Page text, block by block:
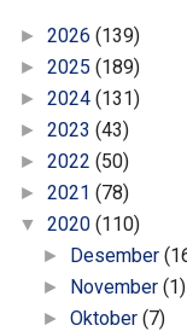
► 2026 (139)
► 2025 (189)
► 2024 (131)
► 2023 (43)
► 2022 (50)
► 2021 (78)
▼ 2020 (110)
► Desember
► November(1)
►Oktober(7)